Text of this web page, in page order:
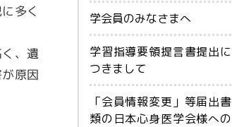
多く
、遺
原因
学会員のみなさまへ
学習指導要領提言書提出に
つきまして
「会員情報変更」等届出書
類の日本心身医学会様への